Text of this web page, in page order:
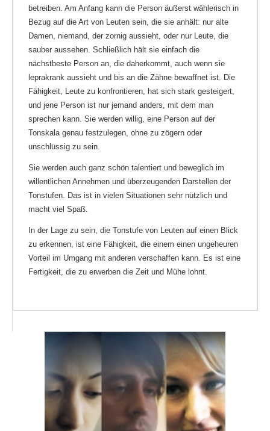
betreiben. Am Anfang kann die Person äußerst wählerisch in
Bezug auf die Art von Leuten sein, die sie anhält: nur alte
Damen, niemand, der zornig aussieht, oder nur Leute, die
sauber aussehen. Schließlich hält sie einfach die
nächstbeste Person an, die daherkommt, auch wenn sie
leprakrank aussieht und bis an die Zähne bewaffnet ist. Die
Fähigkeit, Leute zu konfrontieren, hat sich stark gesteigert,
und jene Person ist nur jemand anders, mit dem man
sprechen kann. Sie werden willig, eine Person auf der
Tonskala genau festzulegen, ohne zu zögern oder
unschlüssig zu sein.
Sie werden auch ganz schön talentiert und beweglich im
willentlichen Annehmen und überzeugenden Darstellen der
Tonstufen. Das ist in vielen Situationen sehr nützlich und
macht viel Spaß.
In der Lage zu sein, die Tonstufe von Leuten auf einen Blick
zu erkennen, ist eine Fähigkeit, die einem einen ungeheuren
Vorteil im Umgang mit anderen verschaffen kann. Es ist eine
Fertigkeit, die zu erwerben die Zeit und Mühe lohnt.